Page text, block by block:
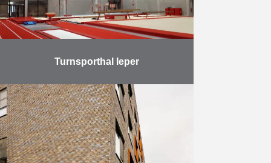
Turnsporthal Ieper
Op 18 november 2019 werd de
turnsporthal langs de Leopold III-
laan in Ieper opgeleverd. Deze
kwam er ter vervanging van een te
klein en wat …